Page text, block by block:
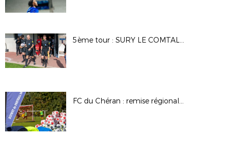
5ème tour : SURY LE COMTAL / PIERRELATTE
FC du Chéran : remise régionale des Labels 2025